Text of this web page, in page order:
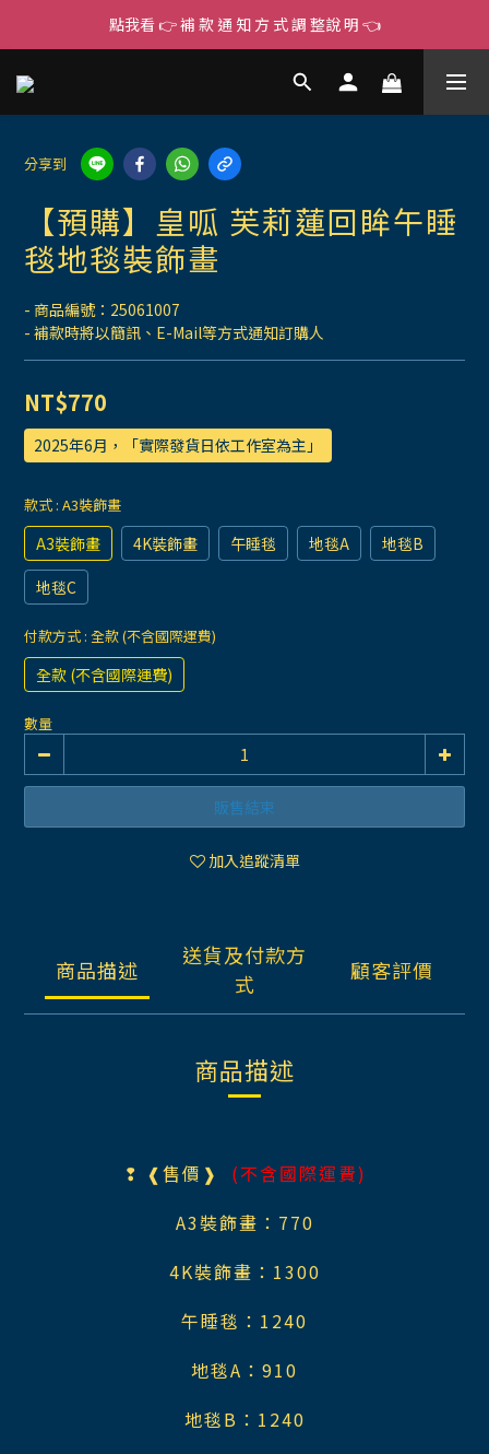
點我看 👉 補 款 通 知 方 式 調 整說 明 👈
分享到
【預購】皇呱 芙莉蓮回眸午睡
毯地毯裝飾畫
- 商品編號：25061007
- 補款時將以簡訊、E-Mail等方式通知訂購人
NT$770
2025年6月，「實際發貨日依工作室為主」
款式 : A3裝飾畫
A3裝飾畫 4K裝飾畫 午睡毯 地毯A
地毯B
地毯C
付款方式 : 全款 (不含國際運費)
全款 (不含國際運費)
數量
販售結束
加入追蹤清單
商品描述
送貨及付款方
式
顧客評價
商品描述
❢ ❰售價❱
(不含國際運費)
A3裝飾畫：770
4K裝飾畫：1300
午睡毯：1240
地毯A ：910
地毯B ：1240